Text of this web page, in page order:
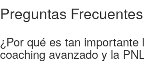
Preguntas Frecuentes
¿Por qué es tan importante
coaching avanzado y la